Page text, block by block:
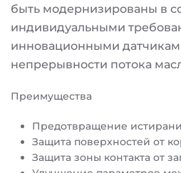
быть модернизированы в
индивидуальными
инновационными
непрерывности потока
Преимущества
Предотвращение
Защита поверхностей от
Защита зоны контакта от